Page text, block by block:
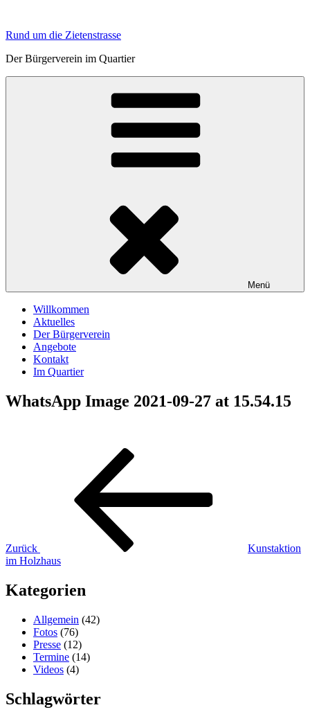
springen
Rund um die Zietenstrasse
Der Bürgerverein im Quartier
Menü
Willkommen
Aktuelles
Der Bürgerverein
Angebote
Kontakt
Im Quartier
WhatsApp Image 2021-09-27 at 15.54.15
Beitragsnavigation
Zurück
Kunstaktion
im Holzhaus
Kategorien
Allgemein (42)
Fotos (76)
Presse (12)
Termine (14)
Videos (4)
Schlagwörter